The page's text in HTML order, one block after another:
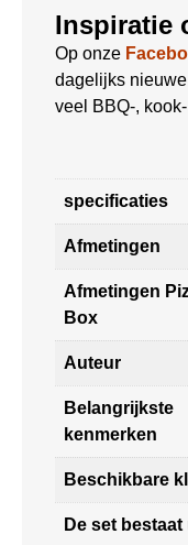
Inspiratie
Op onze
dagelijks
veel BBQ-,
specificaties
Afmetingen
Afmetingen
Box
Auteur
Belangrijkste
kenmerken
Beschikbare
De set bestaat